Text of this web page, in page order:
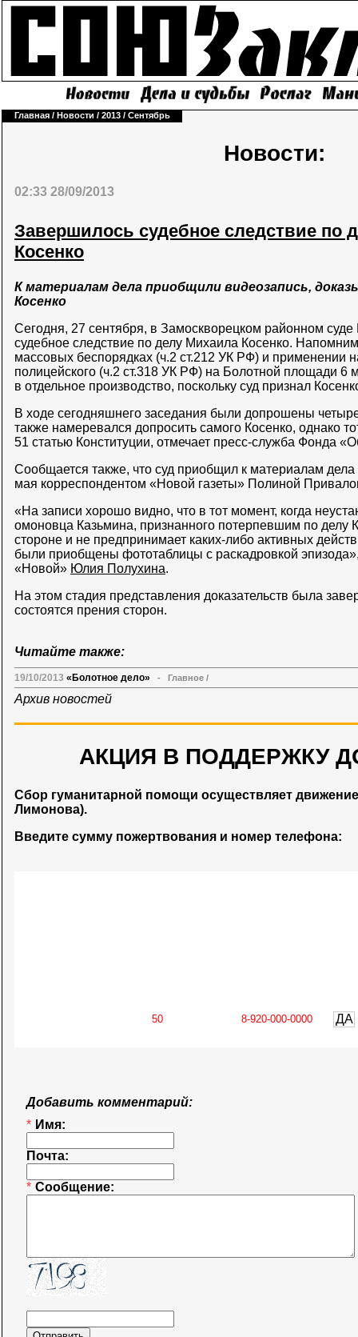
Главная / Новости / 2013 / Сентябрь
Новости:
02:33 28/09/2013
Завершилось судебное следствие по
Косенко
К материалам дела приобщили видеозапись,
Косенко
Сегодня, 27 сентября, в Замоскворецком районном
судебное следствие по делу Михаила Косенко.
массовых беспорядках (ч.2 ст.212 УК РФ) и применении
полицейского (ч.2 ст.318 УК РФ) на Болотной площади 6
в отдельное производство, поскольку суд признал
В ходе сегодняшнего заседания были допрошены
также намеревался допросить самого Косенко, однако
51 статью Конституции, отмечает пресс-служба Фонда
Сообщается также, что суд приобщил к материалам
мая корреспондентом «Новой газеты» Полиной
«На записи хорошо видно, что в тот момент, когда
омоновца Казьмина, признанного потерпевшим по делу
стороне и не предпринимает каких-либо активных
были приобщены фототаблицы с раскадровкой
«Новой» Юлия Полухина.
На этом стадия представления доказательств была
состоятся прения сторон.
Читайте также:
19/10/2013 «Болотное дело» - Главное /
Архив новостей
АКЦИЯ В ПОДДЕРЖКУ
Сбор гуманитарной помощи осуществляет
Лимонова).
Введите сумму пожертвования и номер телефона:
ДА
Добавить комментарий:
* Имя:
Почта:
* Сообщение: